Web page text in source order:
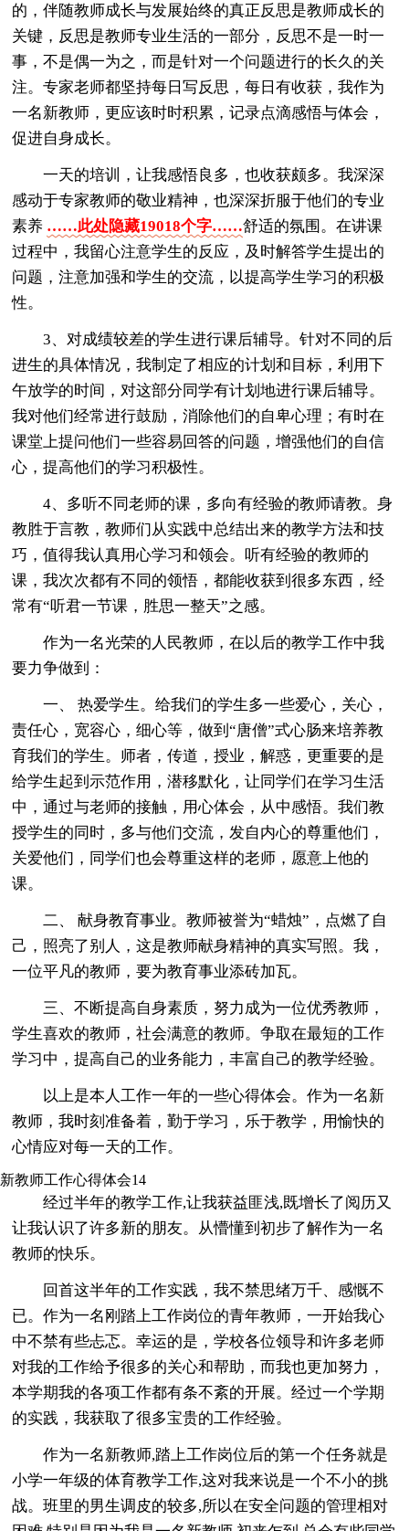
的，伴随教师成长与发展始终的真正反思是教师成长的
关键，反思是教师专业生活的一部分，反思不是一时一
事，不是偶一为之，而是针对一个问题进行的长久的关
注。专家老师都坚持每日写反思，每日有收获，我作为
一名新教师，更应该时时积累，记录点滴感悟与体会，
促进自身成长。
一天的培训，让我感悟良多，也收获颇多。我深深
感动于专家教师的敬业精神，也深深折服于他们的专业
素养 ……此处隐藏19018个字……舒适的氛围。在讲课
过程中，我留心注意学生的反应，及时解答学生提出的
问题，注意加强和学生的交流，以提高学生学习的积极
性。
3、对成绩较差的学生进行课后辅导。针对不同的后
进生的具体情况，我制定了相应的计划和目标，利用下
午放学的时间，对这部分同学有计划地进行课后辅导。
我对他们经常进行鼓励，消除他们的自卑心理；有时在
课堂上提问他们一些容易回答的问题，增强他们的自信
心，提高他们的学习积极性。
4、多听不同老师的课，多向有经验的教师请教。身
教胜于言教，教师们从实践中总结出来的教学方法和技
巧，值得我认真用心学习和领会。听有经验的教师的
课，我次次都有不同的领悟，都能收获到很多东西，经
常有“听君一节课，胜思一整天”之感。
作为一名光荣的人民教师，在以后的教学工作中我
要力争做到：
一、 热爱学生。给我们的学生多一些爱心，关心，
责任心，宽容心，细心等，做到“唐僧”式心肠来培养教
育我们的学生。师者，传道，授业，解惑，更重要的是
给学生起到示范作用，潜移默化，让同学们在学习生活
中，通过与老师的接触，用心体会，从中感悟。我们教
授学生的同时，多与他们交流，发自内心的尊重他们，
关爱他们，同学们也会尊重这样的老师，愿意上他的
课。
二、 献身教育事业。教师被誉为“蜡烛”，点燃了自
己，照亮了别人，这是教师献身精神的真实写照。我，
一位平凡的教师，要为教育事业添砖加瓦。
三、不断提高自身素质，努力成为一位优秀教师，
学生喜欢的教师，社会满意的教师。争取在最短的工作
学习中，提高自己的业务能力，丰富自己的教学经验。
以上是本人工作一年的一些心得体会。作为一名新
教师，我时刻准备着，勤于学习，乐于教学，用愉快的
心情应对每一天的工作。
新教师工作心得体会14
经过半年的教学工作,让我获益匪浅,既增长了阅历又
让我认识了许多新的朋友。从懵懂到初步了解作为一名
教师的快乐。
回首这半年的工作实践，我不禁思绪万千、感慨不
已。作为一名刚踏上工作岗位的青年教师，一开始我心
中不禁有些忐忑。幸运的是，学校各位领导和许多老师
对我的工作给予很多的关心和帮助，而我也更加努力，
本学期我的各项工作都有条不紊的开展。经过一个学期
的实践，我获取了很多宝贵的工作经验。
作为一名新教师,踏上工作岗位后的第一个任务就是
小学一年级的体育教学工作,这对我来说是一个不小的挑
战。班里的男生调皮的较多,所以在安全问题的管理相对